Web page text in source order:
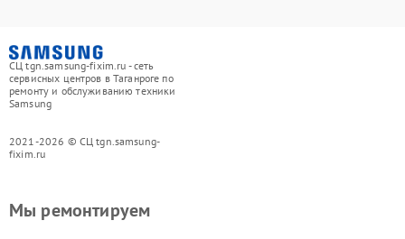
СЦ tgn.samsung-fixim.ru - сеть
сервисных центров в Таганроге по
ремонту и обслуживанию техники
Samsung
2021-2026 © СЦ tgn.samsung-
fixim.ru
Мы ремонтируем